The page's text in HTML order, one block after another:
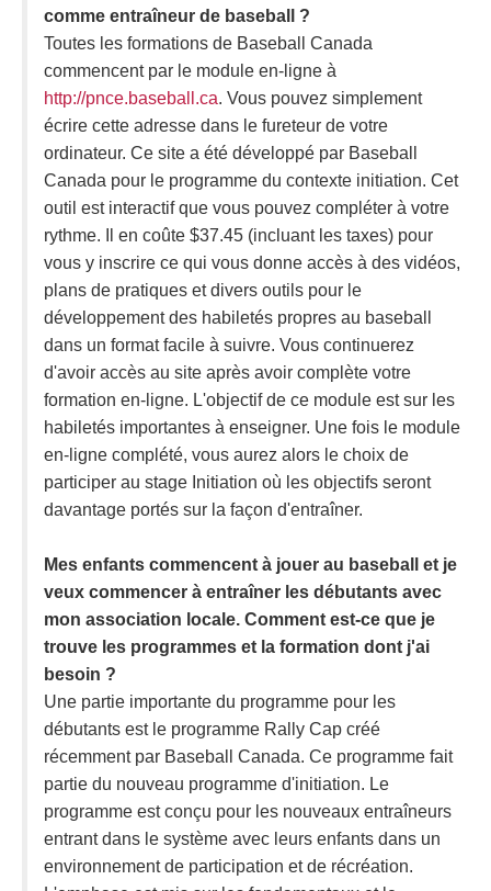
comme entraîneur de baseball ?
Toutes les formations de Baseball Canada
commencent par le module en-ligne à
http://pnce.baseball.ca. Vous pouvez simplement
écrire cette adresse dans le fureteur de votre
ordinateur. Ce site a été développé par Baseball
Canada pour le programme du contexte initiation. Cet
outil est interactif que vous pouvez compléter à votre
rythme. Il en coûte $37.45 (incluant les taxes) pour
vous y inscrire ce qui vous donne accès à des vidéos,
plans de pratiques et divers outils pour le
développement des habiletés propres au baseball
dans un format facile à suivre. Vous continuerez
d'avoir accès au site après avoir complète votre
formation en-ligne. L'objectif de ce module est sur les
habiletés importantes à enseigner. Une fois le module
en-ligne complété, vous aurez alors le choix de
participer au stage Initiation où les objectifs seront
davantage portés sur la façon d'entraîner.
Mes enfants commencent à jouer au baseball et je
veux commencer à entraîner les débutants avec
mon association locale. Comment est-ce que je
trouve les programmes et la formation dont j'ai
besoin ?
Une partie importante du programme pour les
débutants est le programme Rally Cap créé
récemment par Baseball Canada. Ce programme fait
partie du nouveau programme d'initiation. Le
programme est conçu pour les nouveaux entraîneurs
entrant dans le système avec leurs enfants dans un
environnement de participation et de récréation.